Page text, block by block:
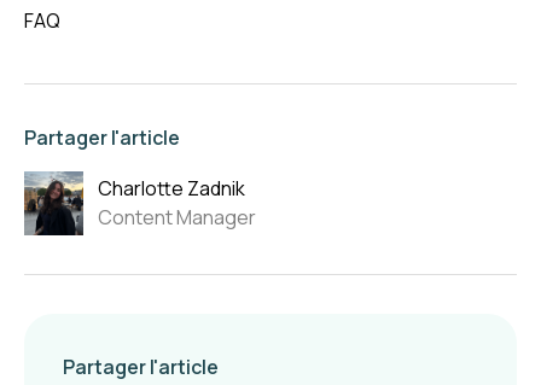
FAQ
Partager l'article
Charlotte Zadnik
Content Manager
Partager l'article